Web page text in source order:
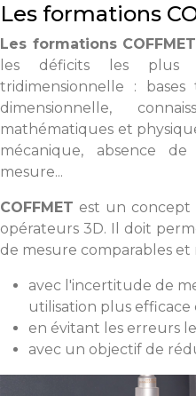
Les formations
Les formations COFFMET
les déficits les plus
tridimensionnelle :
dimensionnelle,
mathématiques et
mécanique, absence
mesure...
COFFMET est un
opérateurs 3D. Il doit
de mesure comparables
avec l'incertitude de
utilisation plus
en évitant les erreurs
avec un objectif de